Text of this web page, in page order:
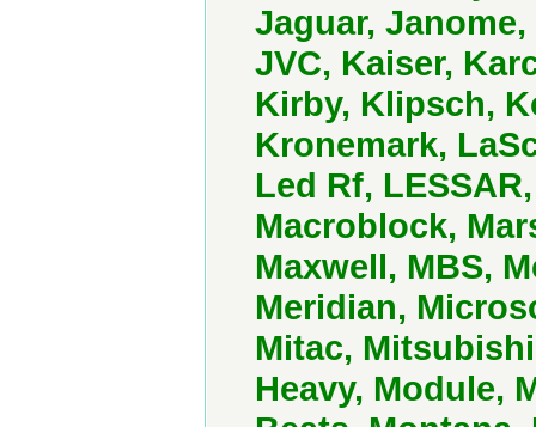
Jaguar,
JVC, Kaiser,
Kirby, Klipsch,
Kronemark,
Led Rf,
Macroblock,
Maxwell, MBS,
Meridian,
Mitac,
Heavy, Module,